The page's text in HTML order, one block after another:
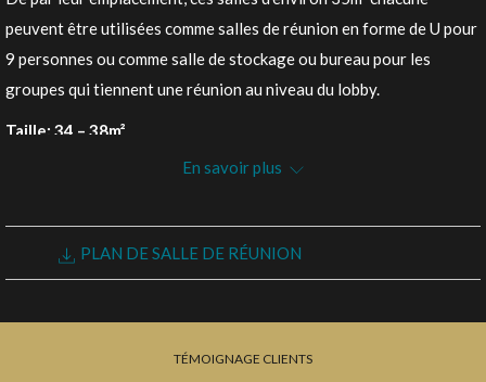
diaporama
dessus
sera
liens
peuvent être utilisées comme salles de réunion en forme de U pour
9 personnes ou comme salle de stockage ou bureau pour les
groupes qui tiennent une réunion au niveau du lobby.
Taille: 34 – 38m²
DEMANDE DE PROPOSITION
En savoir plus
PLAN DE SALLE DE RÉUNION
TÉMOIGNAGE CLIENTS